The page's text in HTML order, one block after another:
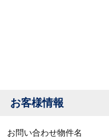
お客様情報
お問い合わせ物件名